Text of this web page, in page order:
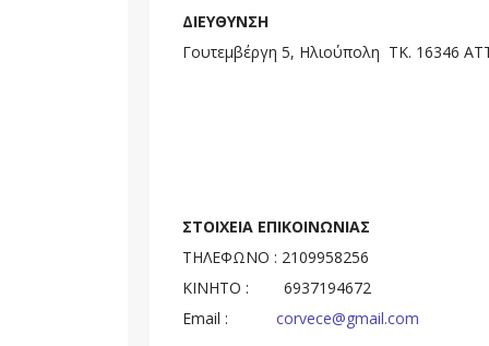
ΔΙΕΥΘΥΝΣΗ
Γουτεμβέργη 5, Ηλιούπολη ΤΚ. 16346
ΣΤΟΙΧΕΙΑ ΕΠΙΚΟΙΝΩΝΙΑΣ
ΤΗΛΕΦΩΝΟ : 2109958256
ΚΙΝΗΤΟ : 6937194672
Email : corvece@gmail.com